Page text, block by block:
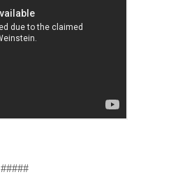
#####